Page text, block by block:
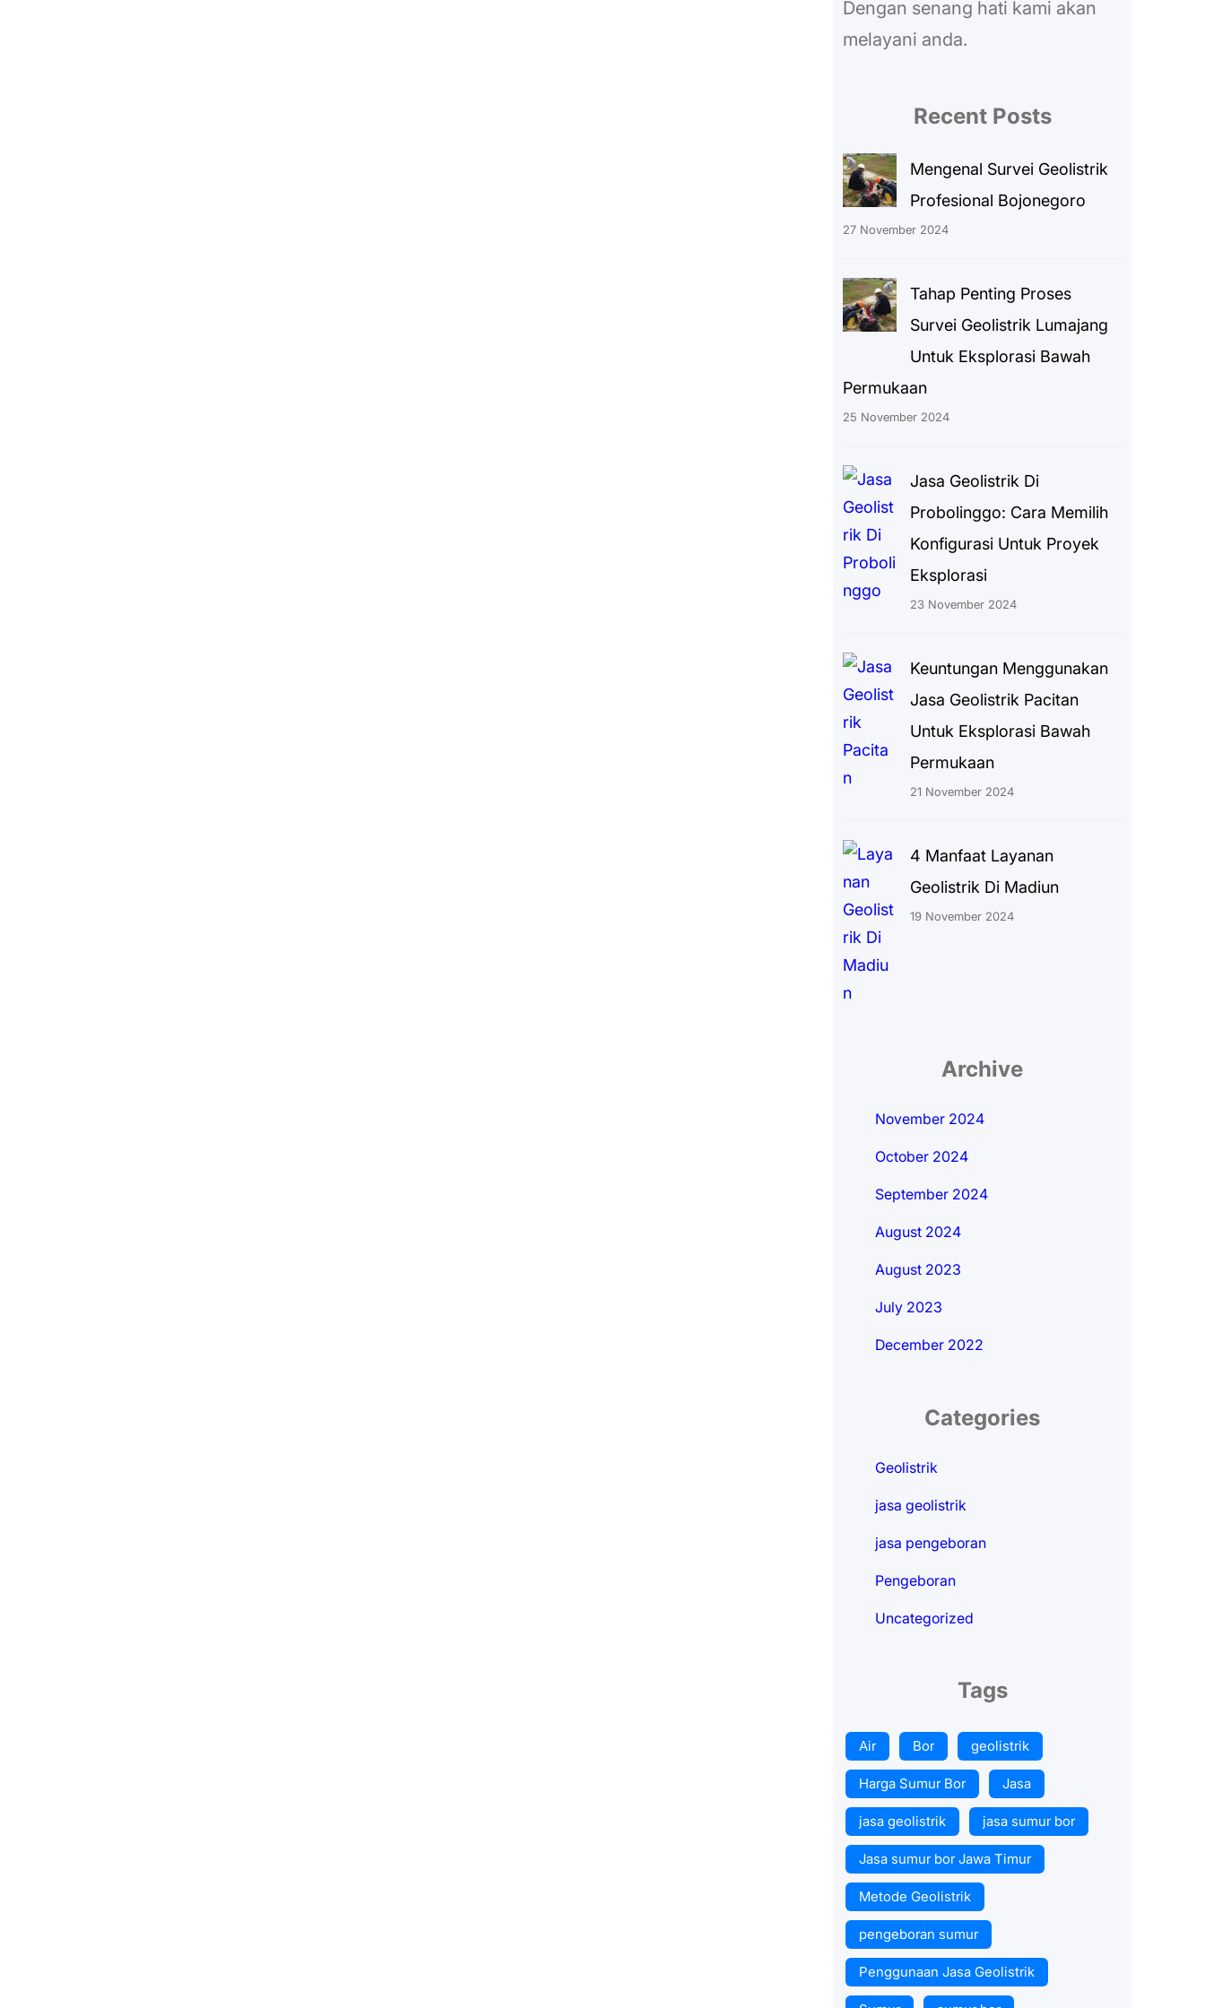
Dengan senang hati kami akan
melayani anda.
Recent Posts
Mengenal Survei Geolistrik
Profesional Bojonegoro
27 November 2024
Tahap Penting Proses
Survei Geolistrik Lumajang
Untuk Eksplorasi Bawah
Permukaan
25 November 2024
Jasa Geolistrik Di
Probolinggo: Cara Memilih
Konfigurasi Untuk Proyek
Eksplorasi
23 November 2024
Keuntungan Menggunakan
Jasa Geolistrik Pacitan
Untuk Eksplorasi Bawah
Permukaan
21 November 2024
4 Manfaat Layanan
Geolistrik Di Madiun
19 November 2024
Archive
November 2024
October 2024
September 2024
August 2024
August 2023
July 2023
December 2022
Categories
Geolistrik
jasa geolistrik
jasa pengeboran
Pengeboran
Uncategorized
Tags
Air Bor geolistrik
Harga Sumur Bor Jasa
jasa geolistrik jasa sumur bor
Jasa sumur bor Jawa Timur
Metode Geolistrik
pengeboran sumur
Penggunaan Jasa Geolistrik